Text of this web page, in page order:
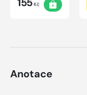
Kč
Anotace